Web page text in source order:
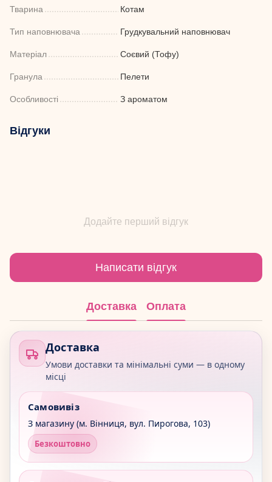
Тварина Котам
Тип наповнювача Грудкувальний наповнювач
Матеріал Соєвий (Тофу)
Гранула Пелети
Особливості З ароматом
Відгуки
Додайте перший відгук
Написати відгук
Доставка Оплата
Доставка
Умови доставки та мінімальні суми — в одному
місці
Самовивіз
З магазину (м. Вінниця, вул. Пирогова, 103)
Безкоштовно